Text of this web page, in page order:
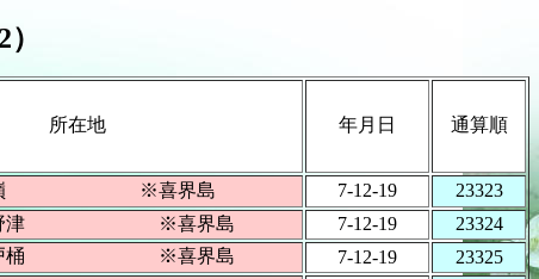
所在地 年月日 通算順
町坂嶺 ※喜界島 7-12-19
23323
小野津 ※喜界島 7-12-19
23324
志戸桶 ※喜界島 7-12-19
23325